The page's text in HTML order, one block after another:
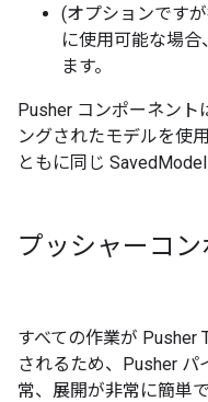
(オプションです
に使用可能な場合
ます。
Pusher コンポーネント
ングされたモデルを使
ともに同じ SavedModel
プッシャーコ
すべての作業が Pusher
されるため、Pusher
常、展開が非常に簡単